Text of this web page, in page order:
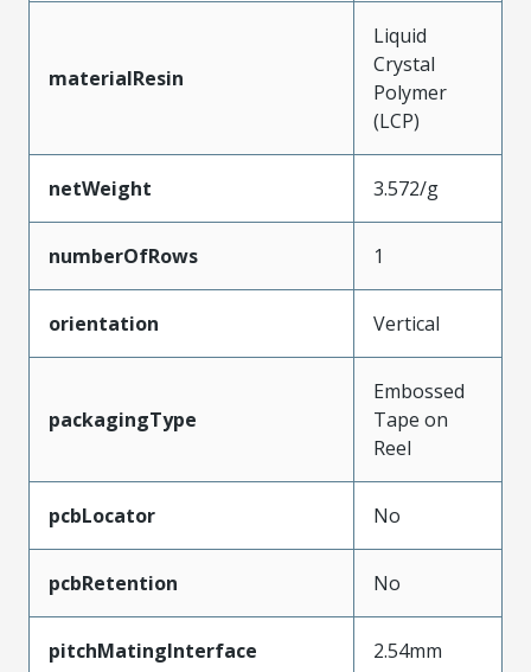
materialResin
Liquid
Crystal
Polymer
(LCP)
netWeight 3.572/g
numberOfRows 1
orientation Vertical
packagingType
Embossed
Tape on
Reel
pcbLocator No
pcbRetention No
pitchMatingInterface 2.54mm